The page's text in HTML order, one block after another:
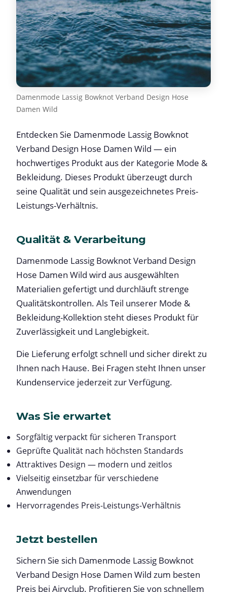
Damenmode Lassig Bowknot Verband Design Hose
Damen Wild
Entdecken Sie Damenmode Lassig Bowknot
Verband Design Hose Damen Wild — ein
hochwertiges Produkt aus der Kategorie Mode &
Bekleidung. Dieses Produkt überzeugt durch
seine Qualität und sein ausgezeichnetes Preis-
Leistungs-Verhältnis.
Qualität & Verarbeitung
Damenmode Lassig Bowknot Verband Design
Hose Damen Wild wird aus ausgewählten
Materialien gefertigt und durchläuft strenge
Qualitätskontrollen. Als Teil unserer Mode &
Bekleidung-Kollektion steht dieses Produkt für
Zuverlässigkeit und Langlebigkeit.
Die Lieferung erfolgt schnell und sicher direkt zu
Ihnen nach Hause. Bei Fragen steht Ihnen unser
Kundenservice jederzeit zur Verfügung.
Was Sie erwartet
Sorgfältig verpackt für sicheren Transport
Geprüfte Qualität nach höchsten Standards
Attraktives Design — modern und zeitlos
Vielseitig einsetzbar für verschiedene
Anwendungen
Hervorragendes Preis-Leistungs-Verhältnis
Jetzt bestellen
Sichern Sie sich Damenmode Lassig Bowknot
Verband Design Hose Damen Wild zum besten
Preis bei Airyclub. Profitieren Sie von schnellem